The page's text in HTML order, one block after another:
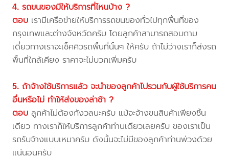
4. รถขนของมีให้บริการที่ไหนบ้าง ?
ตอบ เรามีเครือข่ายให้บริการรถขนของทั่วไปทุกพื้นที่ของ
กรุงเทพและต่างจังหวัดครับ โดยลูกค้าสามารถสอบถาม
เดี๋ยวทางเราจะเช็คคิวรถพื้นที่นั้นๆ ให้ครับ ถ้าไม่ว่างเราก็ส่งรถ
พื้นที่ใกล้เคียง ราคาจะไม่บวกเพิ่มครับ
5. ถ้าจ้างใช้บริการแล้ว จะนำของลูกค้าไปรวมกับผู้ใช้บริการคน
อื่นหรือไม่ ทำให้ส่งของล่าช้า ?
ตอบ ลูกค้าไม่ต้องกังวลนะครับ แม้จะจ้างขนสินค้าเพียงชิ้น
เดียว ทางเราก็ให้บริการลูกค้าท่านเดียวเลยครับ ของเราเป็น
รถรับจ้างแบบเหมาครับ ดังนั้นจะไม่มีของลูกค้าท่านพ่วงด้วย
แน่นอนครับ